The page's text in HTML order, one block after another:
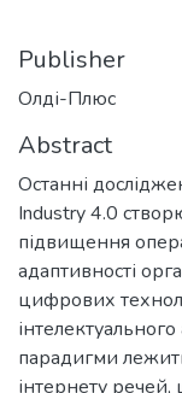
Publisher
Олді-Плюс
Abstract
Останні
Industry 4.0
підвищення
адаптивності
цифрових
парадигми
інтернету речей,